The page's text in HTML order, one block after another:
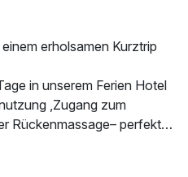
erholsamen Kurztrip
in unserem Ferien Hotel
,Zugang zum
Rückenmassage– perfekt